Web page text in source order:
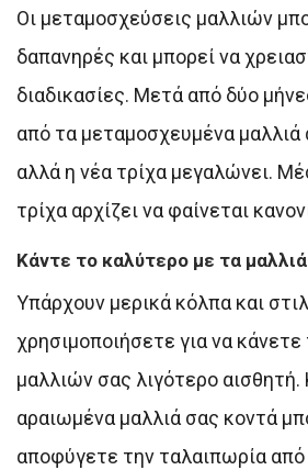
Οι μεταμοσχεύσεις μαλλιών
δαπανηρές και μπορεί να
διαδικασίες. Μετά από δύο
από τα μεταμοσχευμένα μαλλιά
αλλά η νέα τρίχα μεγαλώνει.
τρίχα αρχίζει να φαίνεται
Κάντε το καλύτερο με τα
Υπάρχουν μερικά κόλπα και
χρησιμοποιήσετε για να
μαλλιών σας λιγότερο
αραιωμένα μαλλιά σας κοντά
αποφύγετε την ταλαιπωρία